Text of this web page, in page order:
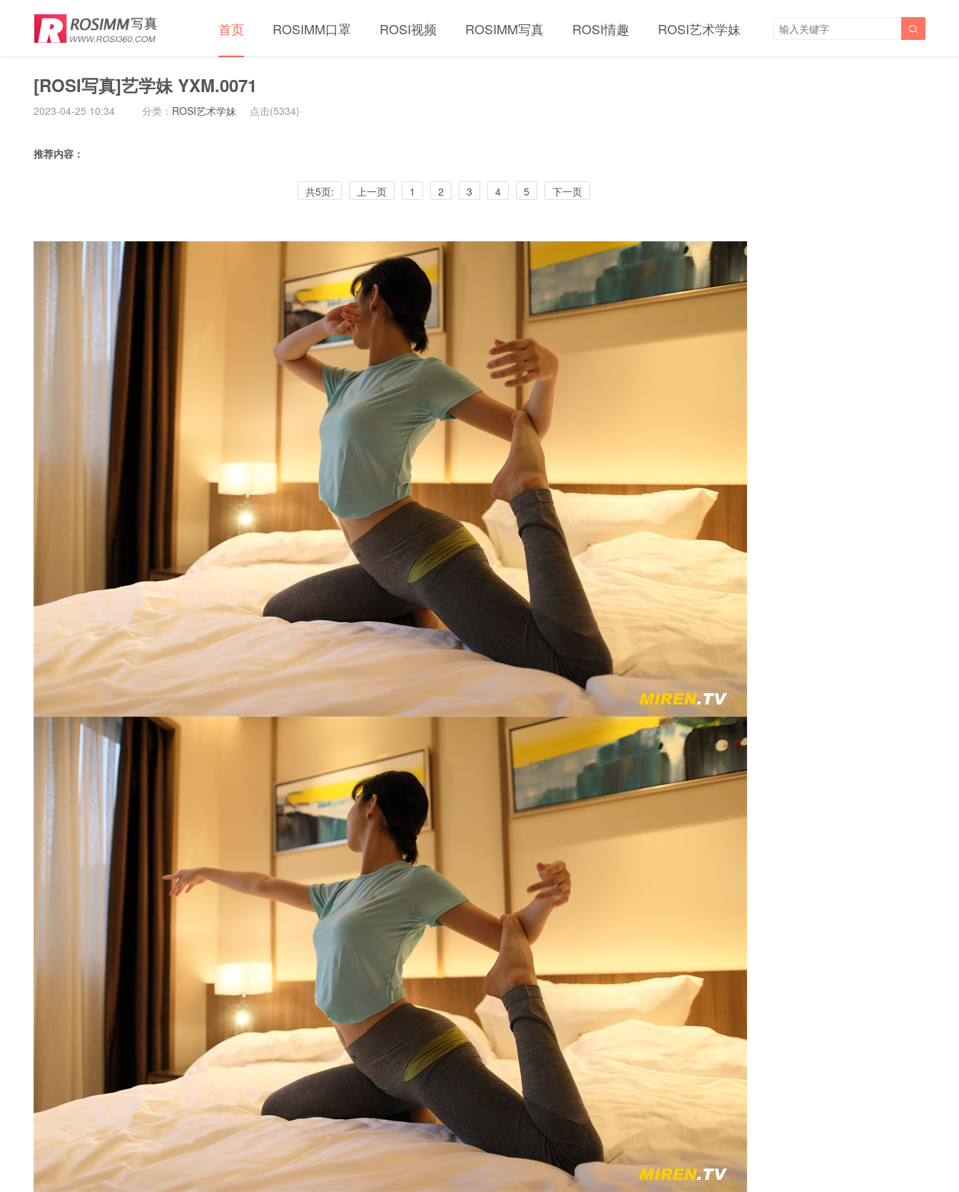
首页 ROSIMM口罩 ROSI视频 ROSIMM写真 ROSI情趣 ROSI艺术学妹 
[ROSI写真]艺学妹 YXM.0071
2023-04-25 10:34 分类： ROSI艺术学妹 点击(5334)
推荐内容：
共5页: 上一页 1 2 3 4 5 下一页